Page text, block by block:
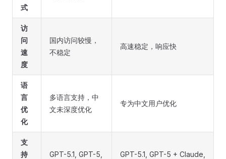
式
访
问
速
度
国内访问较慢，
不稳定
高速稳定，响应快
语
言
优
化
多语言支持，中
文未深度优化
专为中文用户优化
支
持
GPT-5.1, GPT-5,
GPT-5.1, GPT-5 + Claude,